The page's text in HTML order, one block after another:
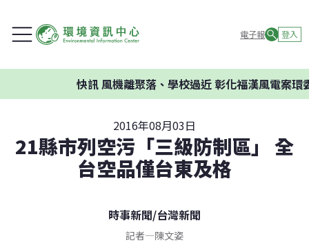
電子報 登入
風機離聚落、學校過近 彰化福漢風電案環委建
2016年08月03日
21縣市列空污「三級防制區」 全
台空品僅台東及格
時事新聞/台灣新聞
記者—陳文姿